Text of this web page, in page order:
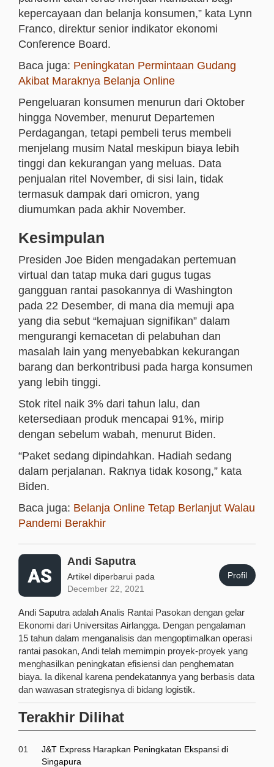
kepercayaan dan belanja konsumen,” kata Lynn
Franco, direktur senior indikator ekonomi
Conference Board.
Baca juga: Peningkatan Permintaan Gudang
Akibat Maraknya Belanja Online
Pengeluaran konsumen menurun dari Oktober
hingga November, menurut Departemen
Perdagangan, tetapi pembeli terus membeli
menjelang musim Natal meskipun biaya lebih
tinggi dan kekurangan yang meluas. Data
penjualan ritel November, di sisi lain, tidak
termasuk dampak dari omicron, yang
diumumkan pada akhir November.
Kesimpulan
Presiden Joe Biden mengadakan pertemuan
virtual dan tatap muka dari gugus tugas
gangguan rantai pasokannya di Washington
pada 22 Desember, di mana dia memuji apa
yang dia sebut “kemajuan signifikan” dalam
mengurangi kemacetan di pelabuhan dan
masalah lain yang menyebabkan kekurangan
barang dan berkontribusi pada harga konsumen
yang lebih tinggi.
Stok ritel naik 3% dari tahun lalu, dan
ketersediaan produk mencapai 91%, mirip
dengan sebelum wabah, menurut Biden.
“Paket sedang dipindahkan. Hadiah sedang
dalam perjalanan. Raknya tidak kosong,” kata
Biden.
Baca juga: Belanja Online Tetap Berlanjut Walau
Pandemi Berakhir
Andi Saputra
Artikel diperbarui pada
December 22, 2021
Profil
Andi Saputra adalah Analis Rantai Pasokan dengan gelar
Ekonomi dari Universitas Airlangga. Dengan pengalaman
15 tahun dalam menganalisis dan mengoptimalkan operasi
rantai pasokan, Andi telah memimpin proyek-proyek yang
menghasilkan peningkatan efisiensi dan penghematan
biaya. Ia dikenal karena pendekatannya yang berbasis data
dan wawasan strategisnya di bidang logistik.
Terakhir Dilihat
01
J&T Express Harapkan Peningkatan Ekspansi di
Singapura